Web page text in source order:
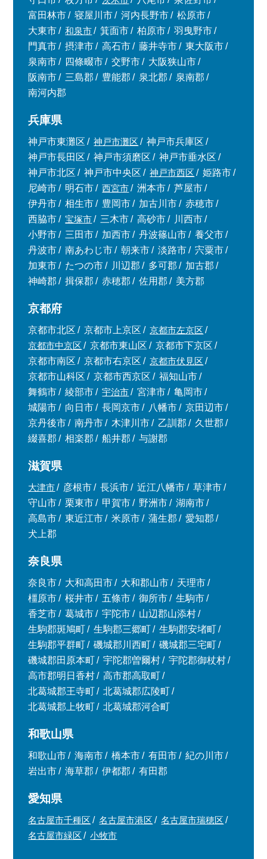
富田林市
寝屋川市 河内長野市
松原市
大東市
和泉市 箕面市 柏原市
羽曳野市
門真市
摂津市 高石市 藤井寺市
東大阪市
泉南市
四條畷市 交野市
大阪狭山市
阪南市
三島郡 豊能郡 泉北郡
泉南郡
南河内郡
兵庫県
神戸市東灘区 神戸市灘区
神戸市兵庫区
神戸市長田区
神戸市須磨区
神戸市垂水区
神戸市北区
神戸市中央区 神戸市西区
姫路市
尼崎市
明石市 西宮市 洲本市
芦屋市
伊丹市
相生市 豊岡市 加古川市
赤穂市
西脇市
宝塚市 三木市 高砂市
川西市
小野市
三田市 加西市 丹波篠山市
養父市
丹波市
南あわじ市 朝来市 淡路市
宍粟市
加東市
たつの市 川辺郡 多可郡
加古郡
神崎郡
揖保郡 赤穂郡 佐用郡 美方郡
京都府
京都市北区 京都市上京区
京都市左京区
京都市中京区
京都市東山区
京都市下京区
京都市南区
京都市右京区
京都市伏見区
京都市山科区
京都市西京区
福知山市
舞鶴市
綾部市 宇治市 宮津市
亀岡市
城陽市
向日市 長岡京市 八幡市
京田辺市
京丹後市
南丹市 木津川市 乙訓郡
久世郡
綴喜郡
相楽郡 船井郡 与謝郡
滋賀県
大津市 彦根市 長浜市 近江八幡市
草津市
守山市
栗東市 甲賀市 野洲市
湖南市
高島市
東近江市 米原市 蒲生郡
愛知郡
犬上郡
奈良県
奈良市 大和高田市 大和郡山市
天理市
橿原市
桜井市 五條市 御所市
生駒市
香芝市
葛城市 宇陀市
山辺郡山添村
生駒郡斑鳩町
生駒郡三郷町
生駒郡安堵町
生駒郡平群町
磯城郡川西町
磯城郡三宅町
磯城郡田原本町
宇陀郡曽爾村
宇陀郡御杖村
高市郡明日香村
高市郡高取町
北葛城郡王寺町
北葛城郡広陵町
北葛城郡上牧町
北葛城郡河合町
和歌山県
和歌山市 海南市 橋本市 有田市
紀の川市
岩出市
海草郡 伊都郡 有田郡
愛知県
名古屋市千種区 名古屋市港区
名古屋市瑞穂区
名古屋市緑区
小牧市